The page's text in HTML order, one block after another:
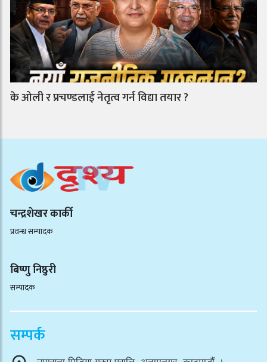
के ओली र प्रचण्डलाई नेतृत्व गर्न विद्या तयार ?
चन्द्रशेखर कार्की
प्रवन्ध सम्पादक
बिष्णु निष्ठुरी
सम्पादक
सम्पर्क